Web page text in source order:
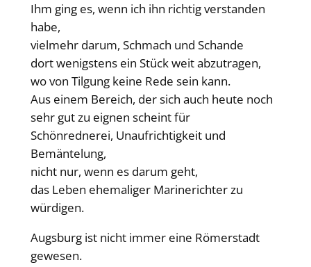
Ihm ging es, wenn ich ihn richtig verstanden
habe,
vielmehr darum, Schmach und Schande
dort wenigstens ein Stück weit abzutragen,
wo von Tilgung keine Rede sein kann.
Aus einem Bereich, der sich auch heute noch
sehr gut zu eignen scheint für
Schönrednerei, Unaufrichtigkeit und
Bemäntelung,
nicht nur, wenn es darum geht,
das Leben ehemaliger Marinerichter zu
würdigen.
Augsburg ist nicht immer eine Römerstadt
gewesen.